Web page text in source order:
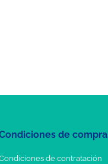
de compra
de contratación